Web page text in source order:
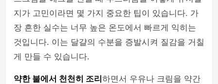
지가 고민이라면 몇 가지 중요한 팁이 있습니다. 가
장 흔한 실수는 너무 높은 온도에서 빠르게 익히는
것입니다. 이는 달걀의 수분을 증발시켜 질감을 거칠
게 만들 수 있습니다.
약한 불에서 천천히 조리 하면서 우유나 크림을 약간